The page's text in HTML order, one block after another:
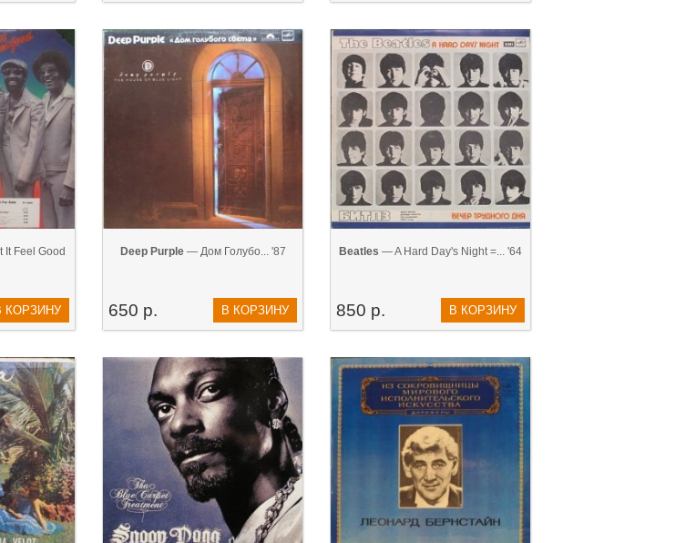
Feel Good
КОРЗИНУ
Deep Purple— Дом Голубо... '87
650 р. В КОРЗИНУ
Beatles — A Hard Day's Night =... '64
850 р. В КОРЗИНУ